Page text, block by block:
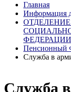
Служба
Главная
Информация
Пенсионный
Служба в